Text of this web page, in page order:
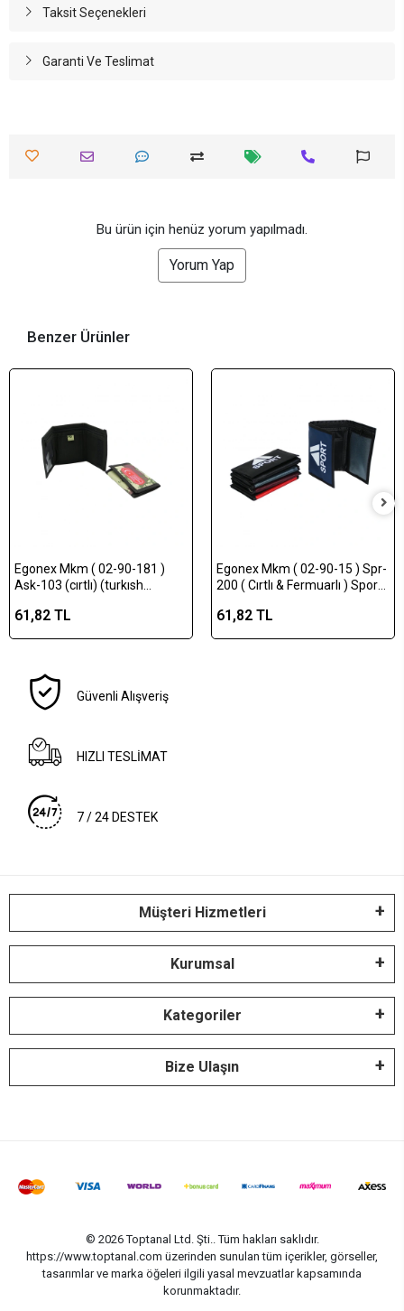
Taksit Seçenekleri
Garanti Ve Teslimat
Bu ürün için henüz yorum yapılmadı.
Yorum Yap
Benzer Ürünler
Egonex Mkm ( 02-90-181 )
Ask-103 (cırtlı) (turkısh
Cüzdanı (komando Fors-ay
61,82 TL
Egonex Mkm ( 02-90-15 ) Spr-
200 ( Cırtlı & Fermuarlı ) Sport
61,82 TL
Güvenli Alışveriş
HIZLI TESLİMAT
7 / 24 DESTEK
Müşteri Hizmetleri
Kurumsal
Kategoriler
Bize Ulaşın
© 2026 Toptanal Ltd. Şti.. Tüm hakları saklıdır.
https://www.toptanal.com üzerinden sunulan tüm içerikler, görseller,
tasarımlar ve marka öğeleri ilgili yasal mevzuatlar kapsamında
korunmaktadır.